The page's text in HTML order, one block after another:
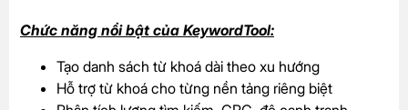
Chức năng nổi bật của KeywordTool:
Tạo danh sách từ khoá dài theo xu hướng
Hỗ trợ từ khoá cho từng nền tảng riêng biệt